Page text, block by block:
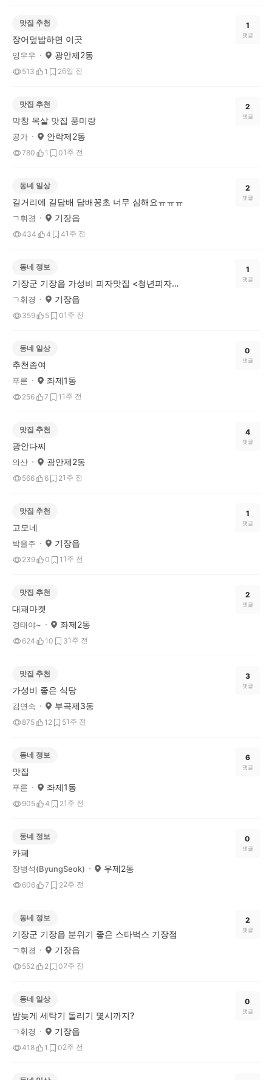
맛집 추천
장어덮밥하면 이곳
잉우우 광안제2동
513 1 26일 전
1
댓글
맛집 추천
막창 목살 맛집 풍미랑
공가 안락제2동
780 1 01주 전
2
댓글
동네 일상
길거리에 길담배 담배꽁초 너무 심해요ㅠㅠㅠ
ㄱ휘경 기장읍
434 4 41주 전
2
댓글
동네 정보
기장군 기장읍 가성비 피자맛집 <청년피자> 추천!
ㄱ휘경 기장읍
359 5 01주 전
1
댓글
동네 일상
추천좀여
푸룬 좌제1동
256 7 1 1주 전
0
댓글
맛집 추천
광안다찌
의산 광안제2동
566 6 21주 전
4
댓글
맛집 추천
고모네
박을주 기장읍
239 0 1 1주 전
1
댓글
맛집 추천
대패마켓
경태야~ 좌제2동
624 10 31주 전
2
댓글
맛집 추천
가성비 좋은 식당
김연숙 부곡제3동
875 12 51주 전
3
댓글
동네 정보
맛집
푸룬 좌제1동
905 4 21주 전
6
댓글
동네 정보
카페
장병석(ByungSeok) 우제2동
606 7 22주 전
0
댓글
동네 정보
기장군 기장읍 분위기 좋은 스타벅스 기장점
ㄱ휘경 기장읍
552 2 02주 전
2
댓글
동네 일상
밤늦게 세탁기 돌리기 몇시까지?
ㄱ휘경 기장읍
418 1 02주 전
0
댓글